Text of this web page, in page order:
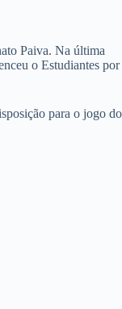
Paiva. Na última
o Estudiantes por
para o jogo do